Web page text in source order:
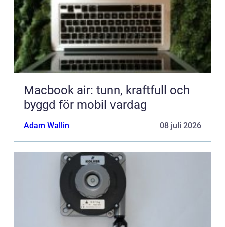
Macbook air: tunn, kraftfull och
byggd för mobil vardag
Adam Wallin 08 juli 2026